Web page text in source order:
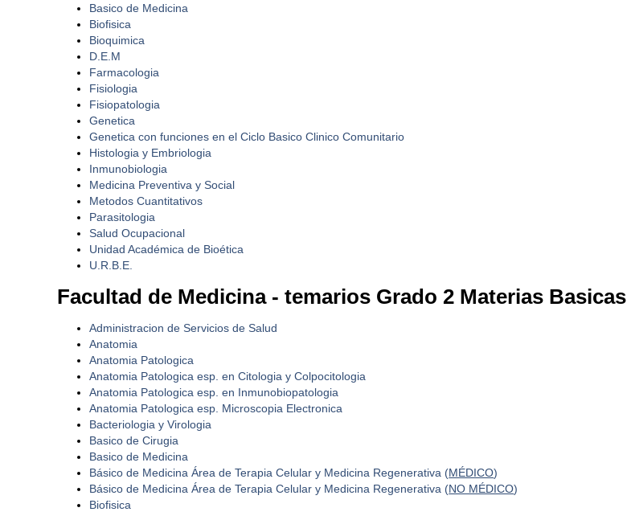
Basico de Medicina
Biofisica
Bioquimica
D.E.M
Farmacologia
Fisiologia
Fisiopatologia
Genetica
Genetica con funciones en el Ciclo Basico Clinico Comunitario
Histologia y Embriologia
Inmunobiologia
Medicina Preventiva y Social
Metodos Cuantitativos
Parasitologia
Salud Ocupacional
Unidad Académica de Bioética
U.R.B.E.
Facultad de Medicina - temarios Grado 2 Materias Basicas
Administracion de Servicios de Salud
Anatomia
Anatomia Patologica
Anatomia Patologica esp. en Citologia y Colpocitologia
Anatomia Patologica esp. en Inmunobiopatologia
Anatomia Patologica esp. Microscopia Electronica
Bacteriologia y Virologia
Basico de Cirugia
Basico de Medicina
Básico de Medicina Área de Terapia Celular y Medicina Regenerativa (MÉDICO)
Básico de Medicina Área de Terapia Celular y Medicina Regenerativa (NO MÉDICO)
Biofisica